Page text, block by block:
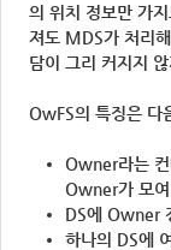
의 위치 정보만 가
져도 MDS가 처리
담이 그리 커지지 않
OwFS의 특징은 다
Owner라는 컨
Owner가 모여
DS에 Owner
하나의 DS에